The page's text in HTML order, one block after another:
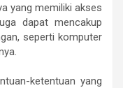
yang memiliki akses
dapat mencakup
seperti komputer
ketentuan yang